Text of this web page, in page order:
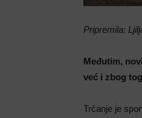
Pripremila:
Međutim,
već i zbog
Trčanje je